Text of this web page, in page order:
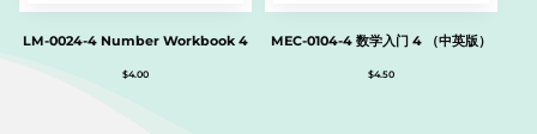
LM-0024-4 Number Workbook 4
$4.00
MEC-0104-4 数学入门 4 （中英版）
$4.50